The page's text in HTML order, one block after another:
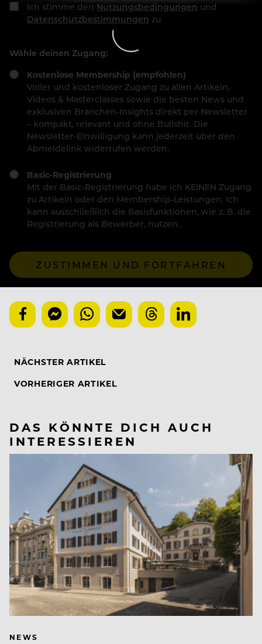
Ich stimme den Nutzungsbedingungen und
Datenschutzbestimmungen zu.
Wähle deinen Zugang:
Kostenlose Membership (empfohlen)
Voller und kostenloser Zugang zu allen Artikeln,
Videos & Masterclasses sowie die besten News und
exklusiven Branchen-Insights direkt per Newsletter
– kompakt, relevant und ohne Bullshit. Die
Newsletter-Einwilligung kann jederzeit über den
Abmeldelink widerrufen werden.
Basic-Registrierung
Mit der Basic-Registrierung habe ich KEINEN Zugang
zu Artikeln oder den Membership-Leistungen. Ich
kann ausschließlich die Basisfunktionen, wie z. B. die
Registrierung als Bewerber, nutzen.
ZUSTIMMEN UND FORTFAHREN
NÄCHSTER ARTIKEL
VORHERIGER ARTIKEL
DAS KÖNNTE DICH AUCH
INTERESSIEREN
NEWS